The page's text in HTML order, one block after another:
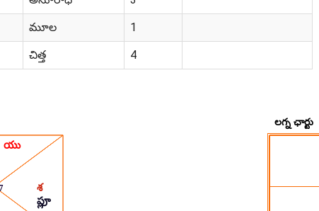
మూల 1
చిత్త 4